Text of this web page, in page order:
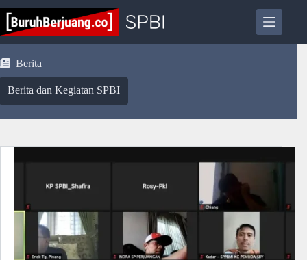
content
Berita
Berita dan Kegiatan SPBI